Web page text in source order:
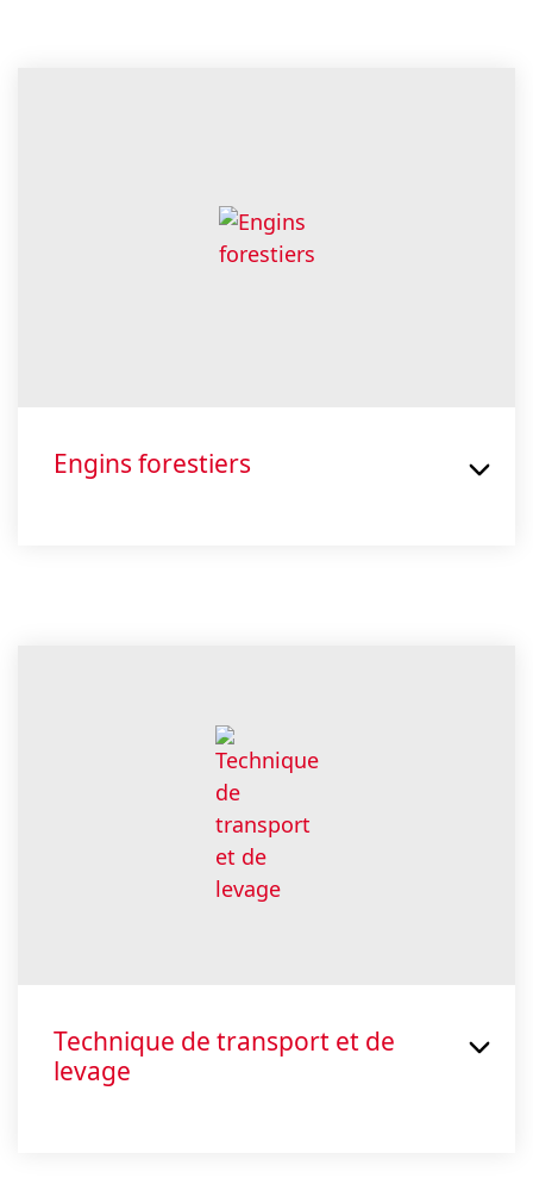
Engins forestiers
Technique de transport et de
levage